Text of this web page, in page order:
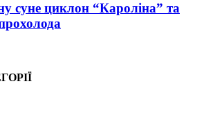
циклон “Кароліна” та